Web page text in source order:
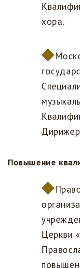
хора.
Повышение
Церкви